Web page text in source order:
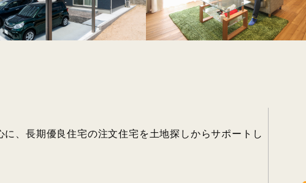
、長期優良住宅の注文住宅を土地探しからサポートし